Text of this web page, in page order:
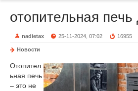
отопительная
nadietax 25-11-2024, 07:02 16955
Новости
Отопител
ьная печь
– это не